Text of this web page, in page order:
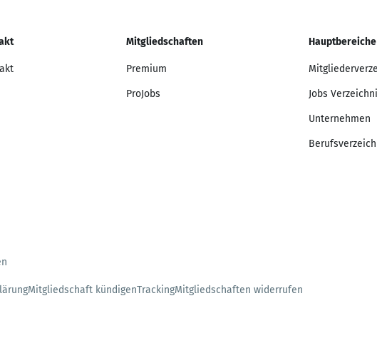
Mitgliedschaften
Premium
ProJobs
Hauptbereiche
Jobs
Unternehmen
Mitgliedschaft kündigenTrackingMitgliedschaften widerrufen